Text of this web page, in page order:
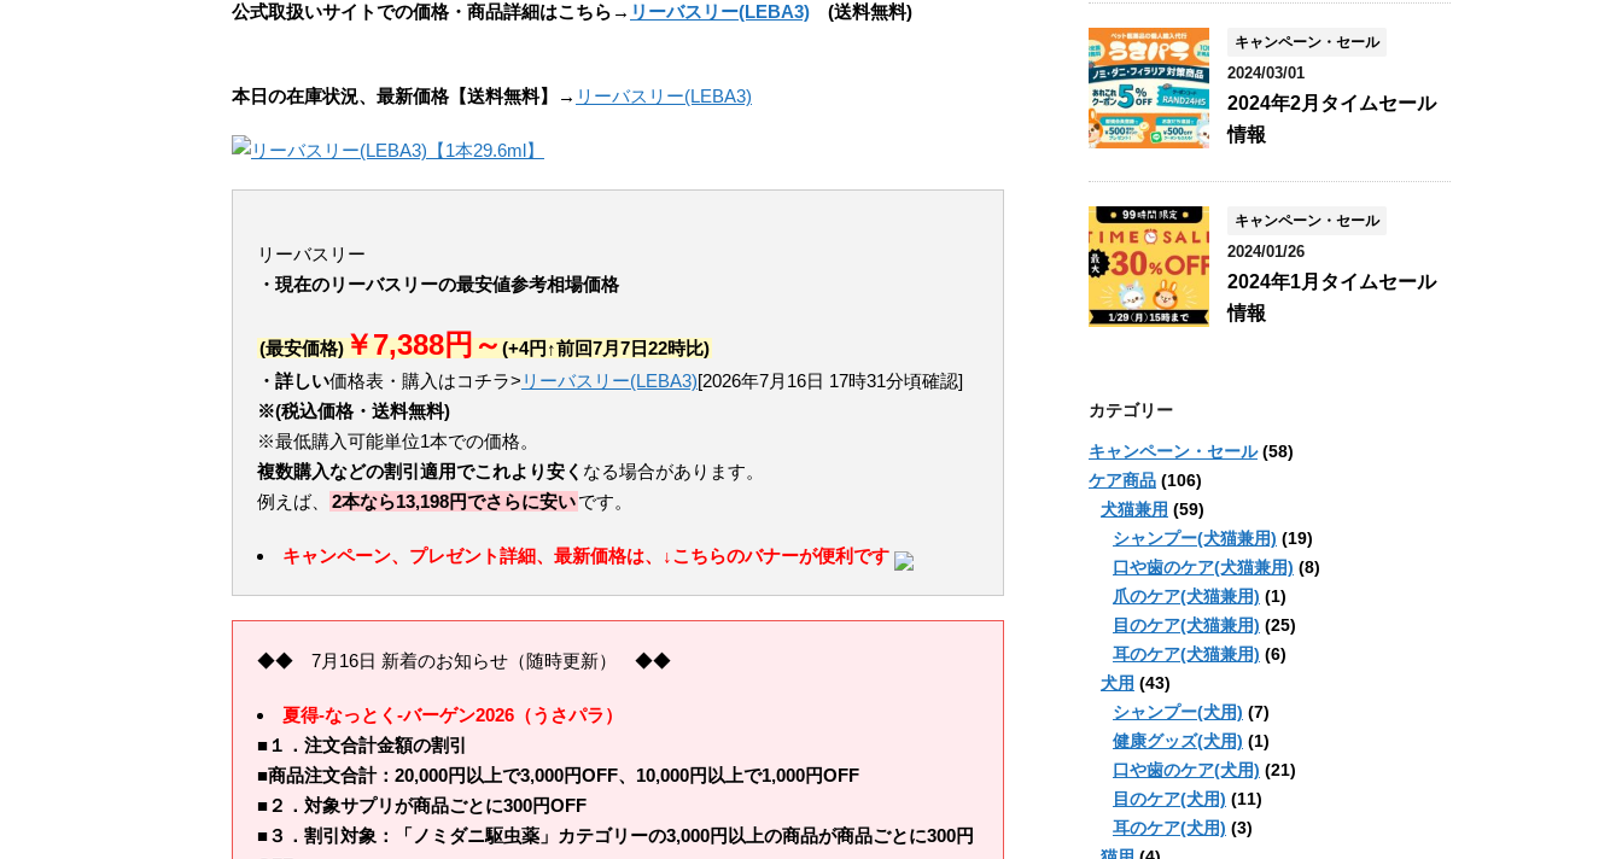
公式取扱いサイトでの価格・商品詳細はこちら→ リーバスリー(LEBA3) (送料無料)
本日の在庫状況、最新価格【送料無料】→ リーバスリー(LEBA3)
リーバスリー
・現在のリーバスリーの最安値参考相場価格
(最安価格)￥7,388円～(+4円↑前回7月7日22時比)
・詳しい価格表・購入はコチラ> リーバスリー(LEBA3)[2026年7月16日 17時31分頃確認]
※(税込価格・送料無料)
※最低購入可能単位1本での価格。
複数購入などの割引適用でこれより安く なる場合があります。
例えば、
2本なら13,198円でさらに安いです。
キャンペーン、プレゼント詳細、最新価格は、↓こちらのバナーが便利です
◆◆ 7月16日 新着のお知らせ（随時更新） ◆◆
夏得-なっとく-バーゲン2026（うさパラ）
■１．注文合計金額の割引
■商品注文合計：20,000円以上で3,000円OFF、10,000円以上で1,000円OFF
■２．対象サプリが商品ごとに300円OFF
■３．割引対象：「ノミダニ駆虫薬」カテゴリーの3,000円以上の商品が商品ごとに300円
キャンペーン・セール
2024/03/01
2024年2月タイムセール
情報
キャンペーン・セール
2024/01/26
2024年1月タイムセール
情報
カテゴリー
キャンペーン・セール(58)
ケア商品 (106)
犬猫兼用 (59)
シャンプー(犬猫兼用) (19)
口や歯のケア(犬猫兼用) (8)
爪のケア(犬猫兼用) (1)
目のケア(犬猫兼用) (25)
耳のケア(犬猫兼用) (6)
犬用 (43)
シャンプー(犬用) (7)
健康グッズ(犬用) (1)
口や歯のケア(犬用) (21)
目のケア(犬用) (11)
耳のケア(犬用) (3)